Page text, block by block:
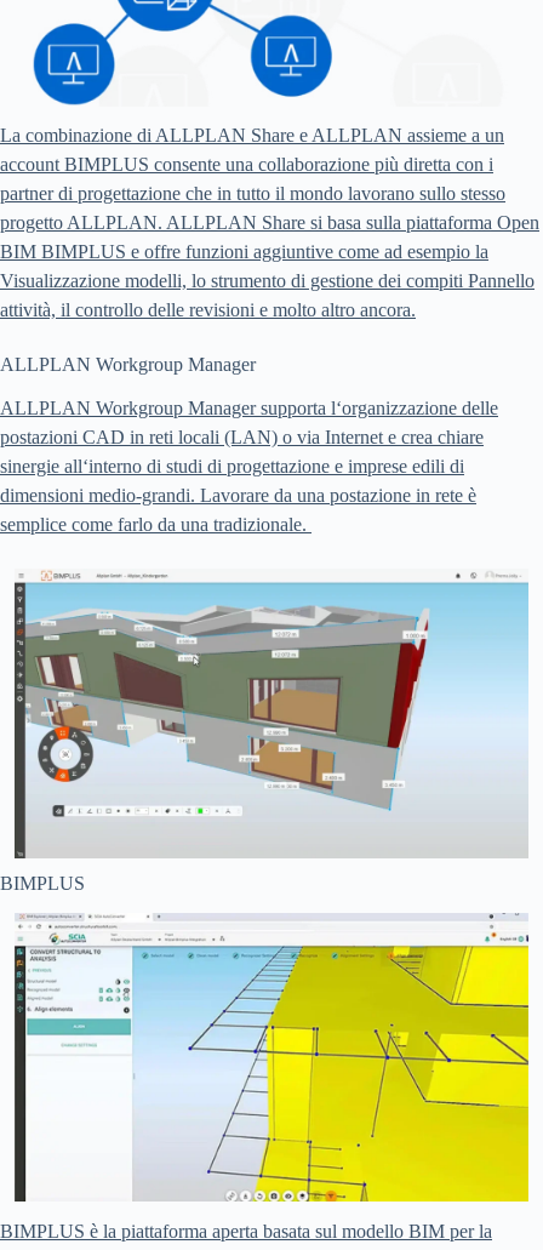
La combinazione di ALLPLAN Share e ALLPLAN assieme a un
account BIMPLUS consente una collaborazione più diretta con i
partner di progettazione che in tutto il mondo lavorano sullo stesso
progetto ALLPLAN. ALLPLAN Share si basa sulla piattaforma Open
BIM BIMPLUS e offre funzioni aggiuntive come ad esempio la
Visualizzazione modelli, lo strumento di gestione dei compiti Pannello
attività, il controllo delle revisioni e molto altro ancora.
ALLPLAN Workgroup Manager
ALLPLAN Workgroup Manager supporta l‘organizzazione delle
postazioni CAD in reti locali (LAN) o via Internet e crea chiare
sinergie all‘interno di studi di progettazione e imprese edili di
dimensioni medio-grandi. Lavorare da una postazione in rete è
semplice come farlo da una tradizionale.
BIMPLUS
BIMPLUS è la piattaforma aperta basata sul modello BIM per la